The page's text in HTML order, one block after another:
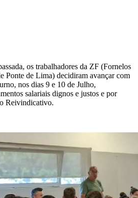
os trabalhadores da ZF (Fornelos
Ponte de Lima) decidiram avançar com
nos dias 9 e 10 de Julho,
salariais dignos e justos e por
Reivindicativo.